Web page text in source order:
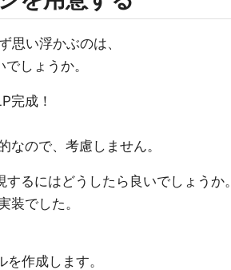
思い浮かぶのは、
しょうか。
完成！
ので、考慮しません。
るにはどうしたら良いでしょうか。
装でした。
作成します。